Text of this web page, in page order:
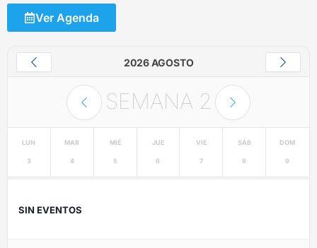
Ver Agenda
2026 AGOSTO
SEMANA 2
LUN
3
MAR
4
MIÉ
5
JUE
6
VIE
7
SÁB
8
DOM
9
SIN EVENTOS